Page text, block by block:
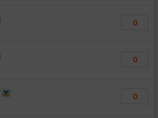
0
0
0